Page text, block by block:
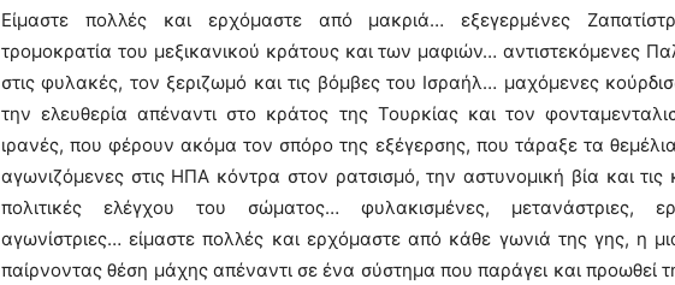
Είμαστε πολλές και ερχόμαστε από μακριά… εξεγερμένες
τρομοκρατία του μεξικανικού κράτους και των μαφιών… αντιστεκόμενες
στις φυλακές, τον ξεριζωμό και τις βόμβες του Ισραήλ… μαχόμενες
την ελευθερία απέναντι στο κράτος της Τουρκίας και τον
ιρανές, που φέρουν ακόμα τον σπόρο της εξέγερσης, που τάραξε τα
αγωνιζόμενες στις ΗΠΑ κόντρα στον ρατσισμό, την αστυνομική βία και τις
πολιτικές ελέγχου του σώματος… φυλακισμένες, μετανάστριες,
αγωνίστριες… είμαστε πολλές και ερχόμαστε από κάθε γωνιά της γης, η
παίρνοντας θέση μάχης απέναντι σε ένα σύστημα που παράγει και προωθεί